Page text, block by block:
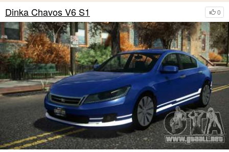
0
Dinka Chavos V6 S1